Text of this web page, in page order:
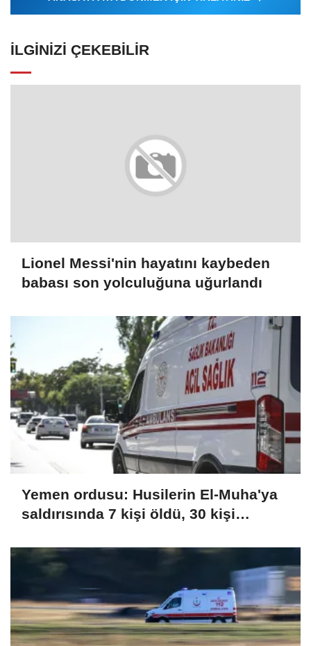
İLGINIZI ÇEKEBILIR
Lionel Messi'nin hayatını kaybeden
babası son yolculuğuna uğurlandı
Yemen ordusu: Husilerin El-Muha'ya
saldırısında 7 kişi öldü, 30 kişi